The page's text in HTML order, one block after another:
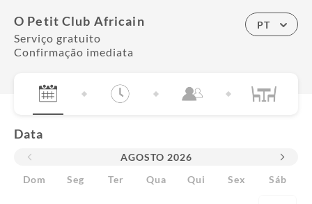
O Petit Club Africain
Serviço gratuito
Confirmação imediata
PT
Data
AGOSTO 2026
Dom
Seg Ter Qua Qui Sex Sáb